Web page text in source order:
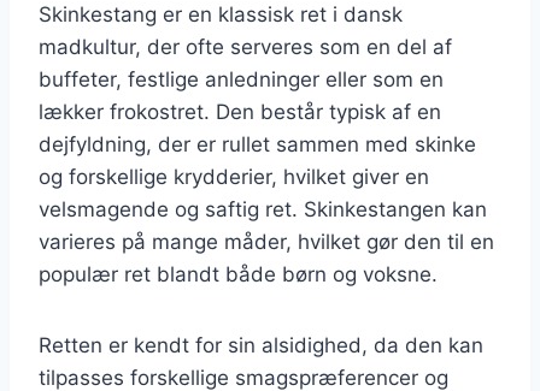
Skinkestang er en klassisk ret i dansk
madkultur, der ofte serveres som en del af
buffeter, festlige anledninger eller som en
lækker frokostret. Den består typisk af en
dejfyldning, der er rullet sammen med skinke
og forskellige krydderier, hvilket giver en
velsmagende og saftig ret. Skinkestangen kan
varieres på mange måder, hvilket gør den til en
populær ret blandt både børn og voksne.
Retten er kendt for sin alsidighed, da den kan
tilpasses forskellige smagspræferencer og